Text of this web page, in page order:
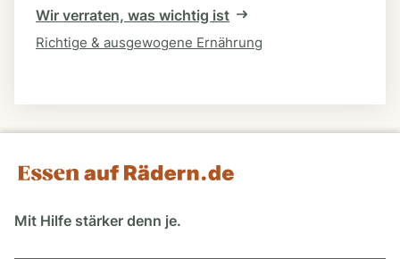
Wir verraten, was wichtig ist
Richtige & ausgewogene Ernährung
Mit Hilfe stärker denn je.